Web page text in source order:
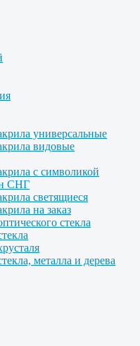
универсальные
видовые
с символикой
СНГ
светящиеся
на заказ
стекла
металла и дерева